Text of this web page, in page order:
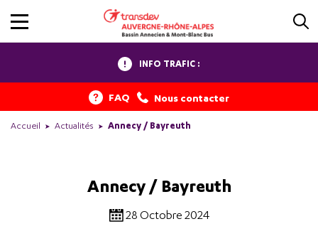
INFO TRAFIC :
FAQ Nous contacter
Accueil Actualités Annecy / Bayreuth
Annecy / Bayreuth
28 Octobre 2024